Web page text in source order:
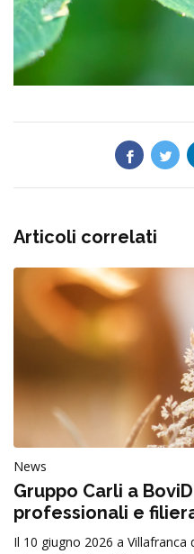
Articoli correlati
News
Gruppo Carli a
professionali e
Il 10 giugno 2026 a